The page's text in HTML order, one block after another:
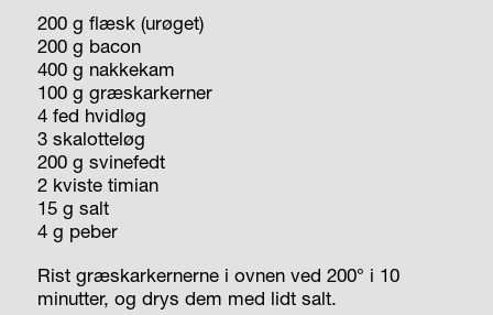
200 g flæsk (urøget)
200 g bacon
400 g nakkekam
100 g græskarkerner
4 fed hvidløg
3 skalotteløg
200 g svinefedt
2 kviste timian
15 g salt
4 g peber
Rist græskarkernerne i ovnen ved 200° i 10
minutter, og drys dem med lidt salt.